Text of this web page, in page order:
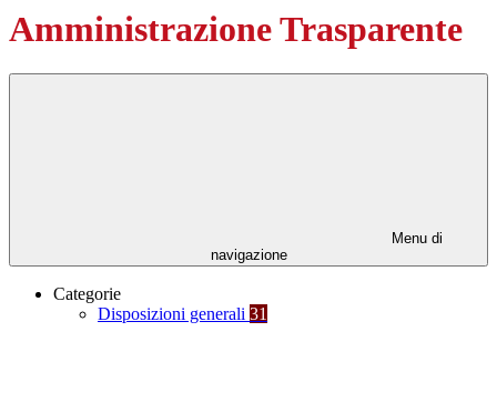
Amministrazione Trasparente
Menu di
navigazione
Categorie
Disposizioni generali 31